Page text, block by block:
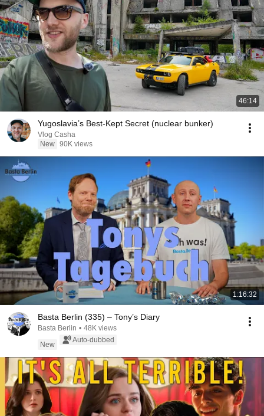
46:14
Yugoslavia’s Best-Kept Secret (nuclear bunker)
Vlog Casha
New 90K views
1:16:32
Basta Berlin (335) – Tony’s Diary
Basta Berlin • 48K views
New
Auto-dubbed